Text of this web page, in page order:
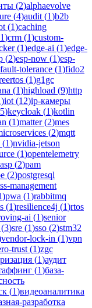
(2)alphaevolve
(4)audit (1)b2b
(1)caching
1)crm (1)custom-
(1)edge-ai (1)edge-
(2)esp-now (1)esp-
fault-tolerance (1)fido2
(1)g1gc
(1)highload (9)http
)iot (12)ip-камеры
5)keycloak (1)kotlin
(1)matter(2)mes
(2)mqtt
(1)nvidia-jetson
(1)opentelemetry
(2)pam
(2)postgresql
management
)pwa (1)rabbitmq
(1)resilience4j (1)rtos
ai (1)senior
(3)sre (1)sso (2)stm32
vendor-lock-in (1)vpn
trust (1)zgc
(1)аудит
(1)база-
(1)видеоаналитика
разработка